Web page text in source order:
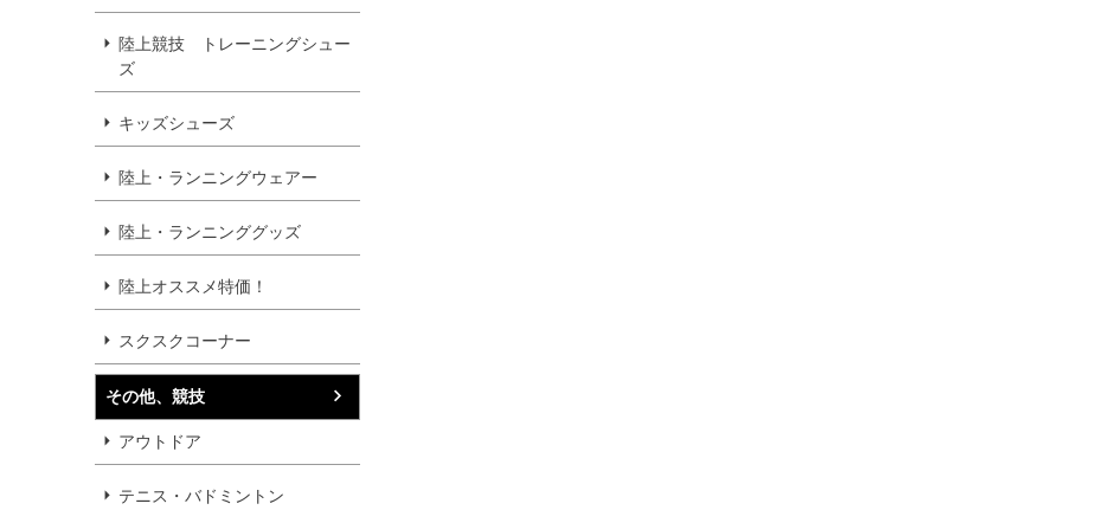
陸上競技 トレーニングシュー
ズ
キッズシューズ
陸上・ランニングウェアー
陸上・ランニンググッズ
陸上オススメ特価！
スクスクコーナー
その他、競技
アウトドア
テニス・バドミントン